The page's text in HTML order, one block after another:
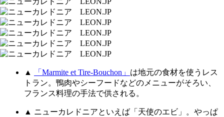
▲ 「Marmite et Tire-Bouchon」 は地元の食材を使うレス
トラン。鴨肉やシーフードなどのメニューがそろい、
フランス料理の手法で供される。
▲ ニューカレドニアといえば「天使のエビ」。やっぱ